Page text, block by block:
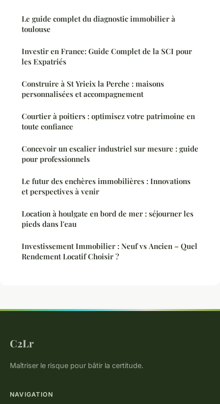
Le guide complet du diagnostic immobilier à
toulouse
Investir en France: Guide Complet de la SCI pour
les Expatriés
Construire à St Yrieix la Perche : maisons
personnalisées et accompagnement
Courtier à poitiers : optimisez votre patrimoine en
toute confiance
Concevoir un escalier industriel sur mesure : guide
pour professionnels
Le futur des enchères immobilières : Innovations
et perspectives à venir
Location à houlgate en bord de mer : séjourner les
pieds dans l'eau
Investissement Immobilier : Neuf vs Ancien – Quel
Rendement Locatif Choisir ?
C2Lr
Maîtriser le risque pour bâtir la certitude.
NAVIGATION